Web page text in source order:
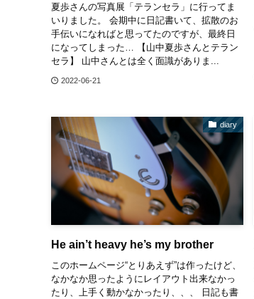
夏歩さんの写真展「テランセラ」に行ってま
いりました。 会期中に日記書いて、拡散のお
手伝いになればと思ってたのですが、最終日
になってしまった… 【山中夏歩さんとテラン
セラ】 山中さんとは全く面識がありま...
2022-06-21
diary
He ain’t heavy he’s my brother
このホームページ“とりあえず”は作ったけど、
なかなか思ったようにレイアウト出来なかっ
たり、上手く動かなかったり、、、 日記も書